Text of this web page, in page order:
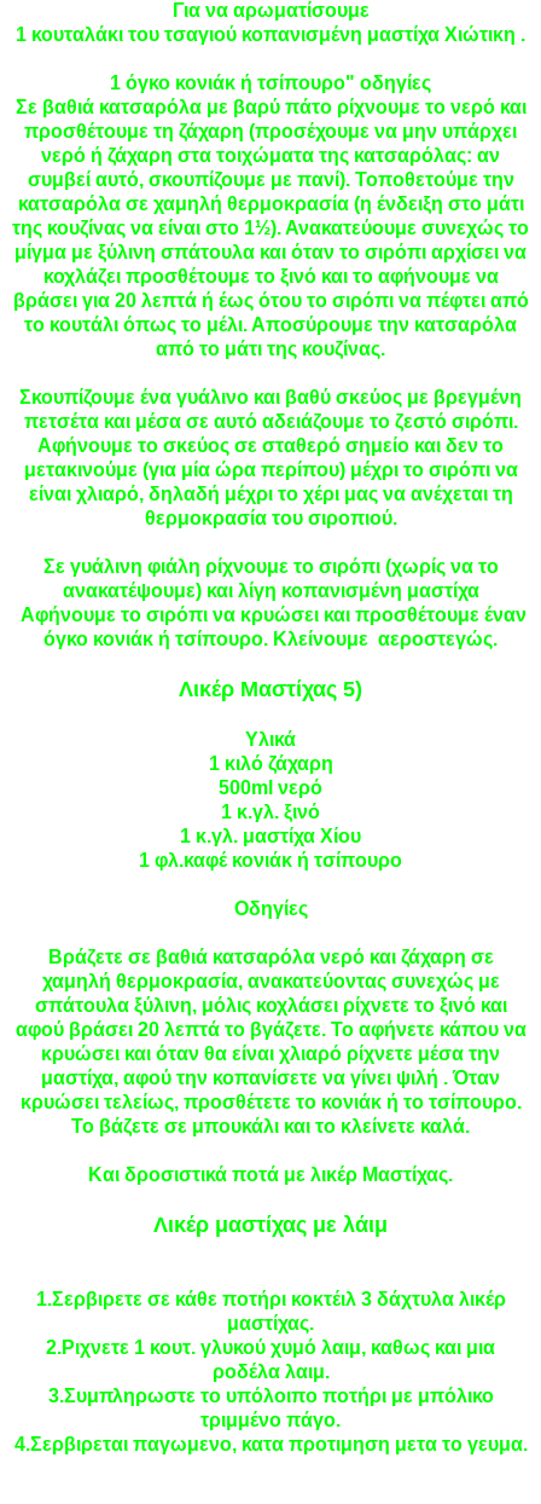
Για να αρωματίσουμε
1 κουταλάκι του τσαγιού κοπανισμένη μαστίχα Χιώτικη .
1 όγκο κονιάκ ή τσίπουρο" οδηγίες
Σε βαθιά κατσαρόλα με βαρύ πάτο ρίχνουμε το νερό και
προσθέτουμε τη ζάχαρη (προσέχουμε να μην υπάρχει
νερό ή ζάχαρη στα τοιχώματα της κατσαρόλας: αν
συμβεί αυτό, σκουπίζουμε με πανί). Τοποθετούμε την
κατσαρόλα σε χαμηλή θερμοκρασία (η ένδειξη στο μάτι
της κουζίνας να είναι στο 1½). Ανακατεύουμε συνεχώς το
μίγμα με ξύλινη σπάτουλα και όταν το σιρόπι αρχίσει να
κοχλάζει προσθέτουμε το ξινό και το αφήνουμε να
βράσει για 20 λεπτά ή έως ότου το σιρόπι να πέφτει από
το κουτάλι όπως το μέλι. Αποσύρουμε την κατσαρόλα
από το μάτι της κουζίνας.
Σκουπίζουμε ένα γυάλινο και βαθύ σκεύος με βρεγμένη
πετσέτα και μέσα σε αυτό αδειάζουμε το ζεστό σιρόπι.
Αφήνουμε το σκεύος σε σταθερό σημείο και δεν το
μετακινούμε (για μία ώρα περίπου) μέχρι το σιρόπι να
είναι χλιαρό, δηλαδή μέχρι το χέρι μας να ανέχεται τη
θερμοκρασία του σιροπιού.
Σε γυάλινη φιάλη ρίχνουμε το σιρόπι (χωρίς να το
ανακατέψουμε) και λίγη κοπανισμένη μαστίχα
Αφήνουμε το σιρόπι να κρυώσει και προσθέτουμε έναν
όγκο κονιάκ ή τσίπουρο. Κλείνουμε αεροστεγώς.
Λικέρ Μαστίχας 5)
Υλικά
1 κιλόζάχαρη
500ml νερό
1 κ.γλ. ξινό
1 κ.γλ. μαστίχα Χίου
1 φλ.καφέ κονιάκ ή τσίπουρο
Οδηγίες
Βράζετε σε βαθιά κατσαρόλα νερό και ζάχαρη σε
χαμηλή θερμοκρασία, ανακατεύοντας συνεχώς με
σπάτουλα ξύλινη, μόλις κοχλάσει ρίχνετε το ξινό και
αφού βράσει 20 λεπτά το βγάζετε. Το αφήνετε κάπου να
κρυώσει και όταν θα είναι χλιαρό ρίχνετε μέσα την
μαστίχα, αφού την κοπανίσετε να γίνει ψιλή . Όταν
κρυώσει τελείως, προσθέτετε το κονιάκ ή το τσίπουρο.
Το βάζετε σε μπουκάλι και το κλείνετε καλά.
Και δροσιστικά ποτά με λικέρ Μαστίχας.
Λικέρ μαστίχας με λάιμ
1.Σερβιρετε σε κάθε ποτήρι κοκτέιλ 3 δάχτυλα λικέρ
μαστίχας.
2.Ριχνετε 1 κουτ. γλυκού χυμό λαιμ, καθως και μια
ροδέλα λαιμ.
3.Συμπληρωστε το υπόλοιπο ποτήρι με μπόλικο
τριμμένο πάγο.
4.Σερβιρεται παγωμενο, κατα προτιμηση μετα το γευμα.